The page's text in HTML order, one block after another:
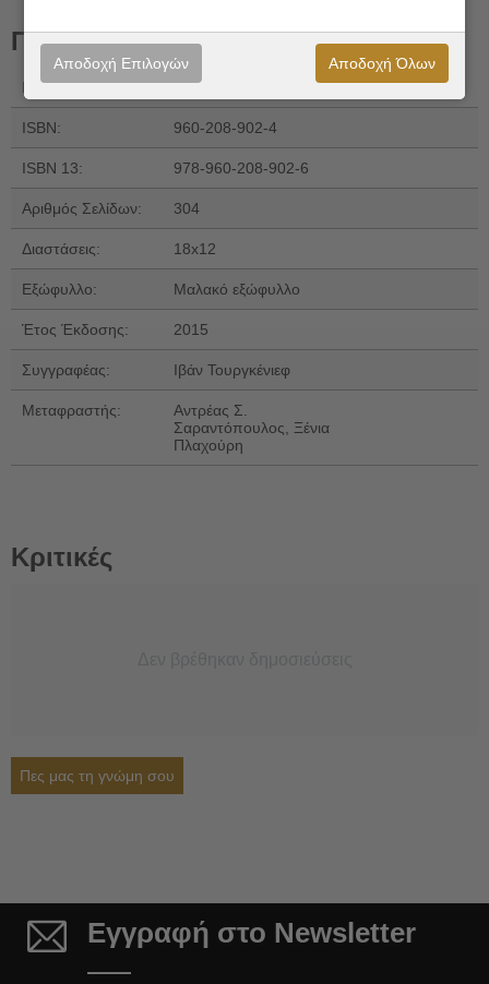
Πληροφορίες
Εκδόσεις: Ζαχαρόπουλος Σ. Ι.
ISBN: 960-208-902-4
ISBN 13: 978-960-208-902-6
Αριθμός Σελίδων: 304
Διαστάσεις: 18x12
Εξώφυλλο: Μαλακό εξώφυλλο
Έτος Έκδοσης: 2015
Συγγραφέας: Ιβάν Τουργκένιεφ
Μεταφραστής:
Αντρέας Σ.
Σαραντόπουλος, Ξένια
Πλαχούρη
Κριτικές
Πες μας τη γνώμη σου
Εγγραφή στο Newsletter
Αποδοχή Επιλογών Αποδοχή Όλων